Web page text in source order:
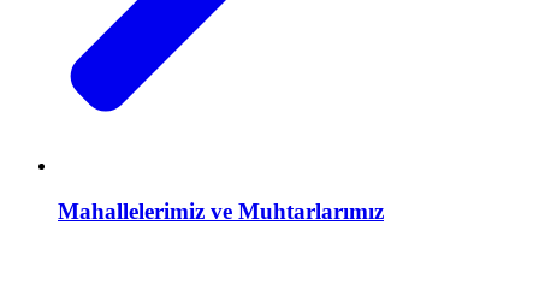
Mahallelerimiz ve Muhtarlarımız